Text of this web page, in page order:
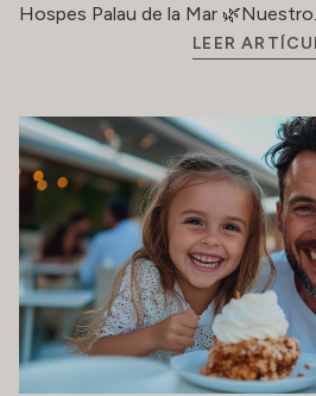
Hospes Palau de la Mar 🌿Nuestro…
LEER